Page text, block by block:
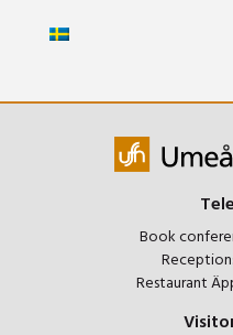
Book
Restaurant